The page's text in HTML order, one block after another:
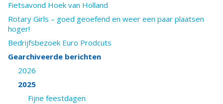
Fietsavond Hoek van Holland
Rotary Girls – goed geoefend en weer een paar plaatsen
hoger!
Bedrijfsbezoek Euro Prodcuts
Gearchiveerde berichten
2026
2025
Fijne feestdagen